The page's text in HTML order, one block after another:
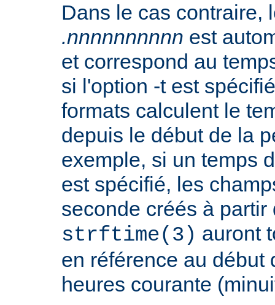
Dans le cas contraire,
.nnnnnnnnnn est
et correspond au
si l'option -t est
formats calculent le
depuis le début de la
exemple, si un temps
est spécifié, les
seconde créés à partir
strftime(3) auront
en référence au début
heures courante